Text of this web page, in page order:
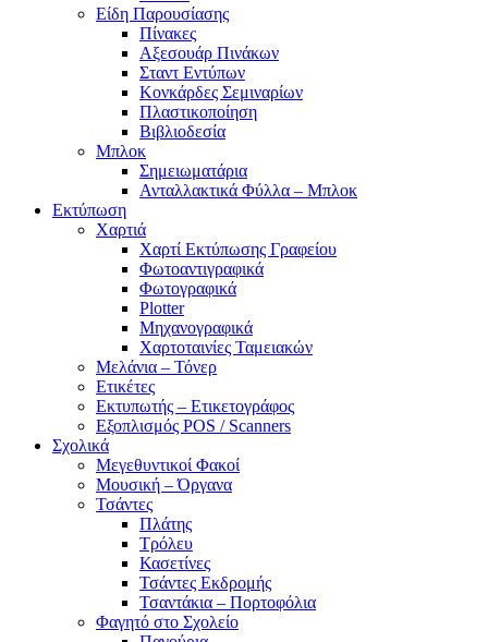
Είδη Παρουσίασης
Πίνακες
Αξεσουάρ Πινάκων
Σταντ Εντύπων
Κονκάρδες Σεμιναρίων
Πλαστικοποίηση
Βιβλιοδεσία
Μπλοκ
Σημειωματάρια
Ανταλλακτικά Φύλλα – Μπλοκ
Εκτύπωση
Χαρτιά
Χαρτί Εκτύπωσης Γραφείου
Φωτοαντιγραφικά
Φωτογραφικά
Plotter
Μηχανογραφικά
Χαρτοταινίες Ταμειακών
Μελάνια – Τόνερ
Ετικέτες
Εκτυπωτής – Ετικετογράφος
Εξοπλισμός POS / Scanners
Σχολικά
Μεγεθυντικοί Φακοί
Μουσική – Όργανα
Τσάντες
Πλάτης
Τρόλευ
Κασετίνες
Τσάντες Εκδρομής
Τσαντάκια – Πορτοφόλια
Φαγητό στο Σχολείο